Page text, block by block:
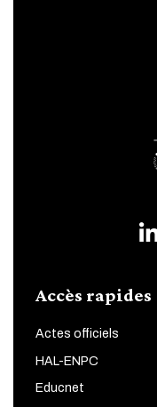
Accès rapides
Actes officiels
HAL-ENPC
Educnet